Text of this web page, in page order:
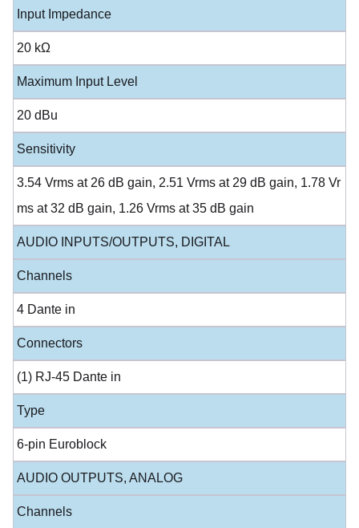
Input Impedance
20 kΩ
Maximum Input Level
20 dBu
Sensitivity
3.54 Vrms at 26 dB gain, 2.51 Vrms at 29 dB gain, 1.78 Vr
ms at 32 dB gain, 1.26 Vrms at 35 dB gain
AUDIO INPUTS/OUTPUTS, DIGITAL
Channels
4 Dante in
Connectors
(1) RJ-45 Dante in
Type
6-pin Euroblock
AUDIO OUTPUTS, ANALOG
Channels